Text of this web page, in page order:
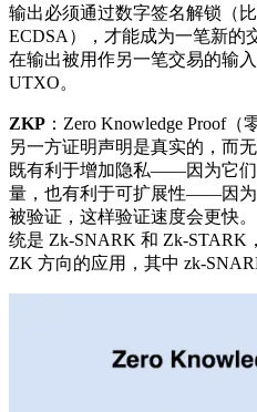
输出必须通过数字签名解锁（
ECDSA），才能成为一笔新的
在输出被用作另一笔交易的输
UTXO。
ZKP ：Zero Knowledge Proof
另一方证明声明是真实的，而
既有利于增加隐私——因为它
量，也有利于可扩展性——因
被验证，这样验证速度会更快
统是 Zk-SNARK 和 Zk-STARK
ZK 方向的应用，其中 zk-